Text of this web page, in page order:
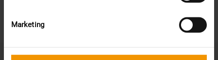
Marketing